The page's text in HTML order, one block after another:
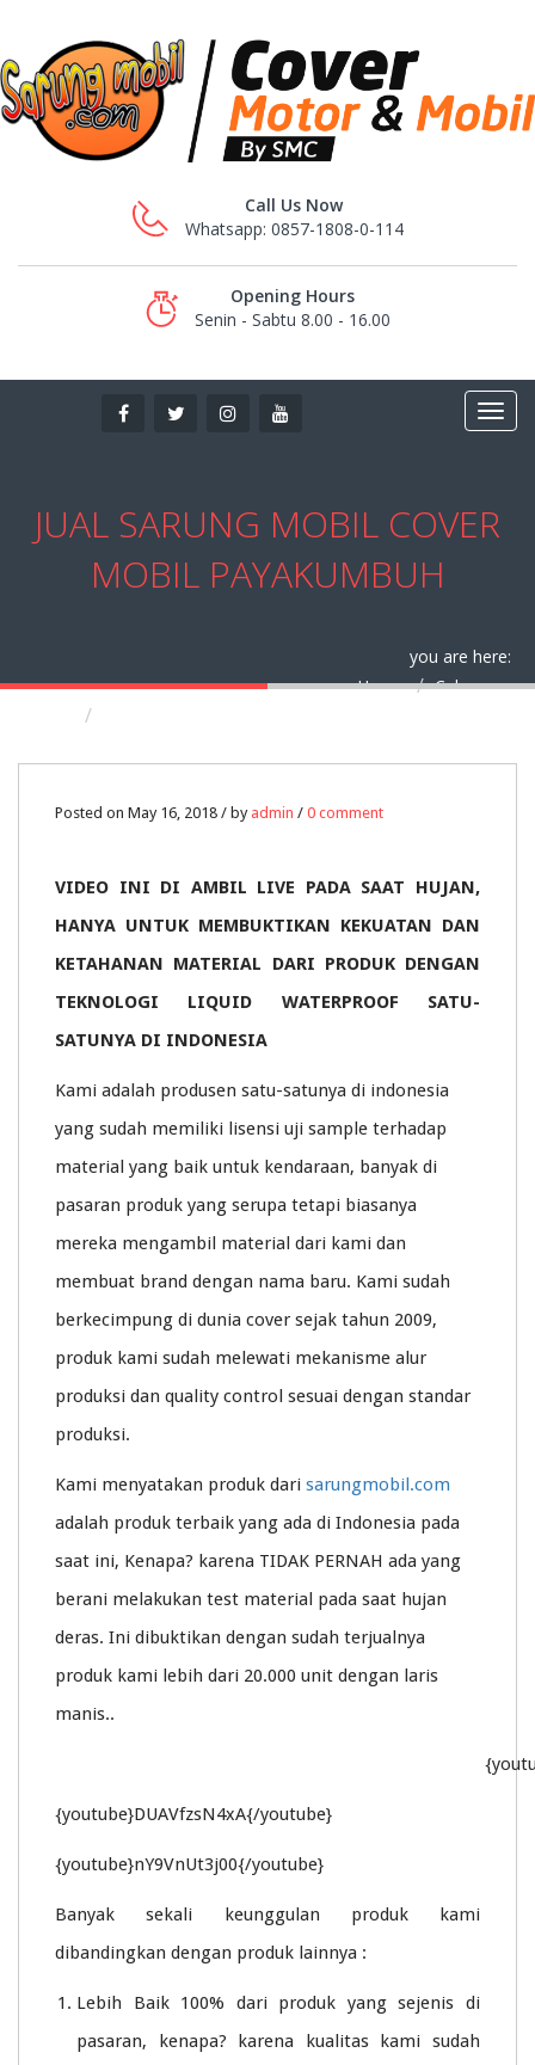
Call Us Now
Whatsapp: 0857-1808-0-114
Opening Hours
Senin - Sabtu 8.00 - 16.00
JUAL SARUNG MOBIL COVER
MOBIL PAYAKUMBUH
you are here:
Home
Cabang
16
0
Posted on May 16, 2018 / by admin / 0 comment
VIDEO INI DI AMBIL LIVE PADA SAAT HUJAN,
HANYA UNTUK MEMBUKTIKAN KEKUATAN DAN
KETAHANAN MATERIAL DARI PRODUK DENGAN
TEKNOLOGI LIQUID WATERPROOF SATU-
SATUNYA DI INDONESIA
Kami adalah produsen satu-satunya di indonesia
yang sudah memiliki lisensi uji sample terhadap
material yang baik untuk kendaraan, banyak di
pasaran produk yang serupa tetapi biasanya
mereka mengambil material dari kami dan
membuat brand dengan nama baru. Kami sudah
berkecimpung di dunia cover sejak tahun 2009,
produk kami sudah melewati mekanisme alur
produksi dan quality control sesuai dengan standar
produksi.
Kami menyatakan produk dari sarungmobil.com
adalah produk terbaik yang ada di Indonesia pada
saat ini, Kenapa? karena TIDAK PERNAH ada yang
berani melakukan test material pada saat hujan
deras. Ini dibuktikan dengan sudah terjualnya
produk kami lebih dari 20.000 unit dengan laris
manis..
{youtube}DUAVfzsN4xA{/youtube}
{youtube}nY9VnUt3j00{/youtube}
Banyak sekali keunggulan produk kami
dibandingkan dengan produk lainnya :
Lebih Baik 100% dari produk yang sejenis di
pasaran, kenapa? karena kualitas kami sudah